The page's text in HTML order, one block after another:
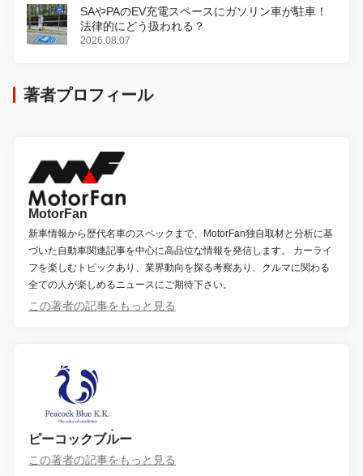
SAやPAのEV充電スペースにガソリン車が駐車！
法律的にどう扱われる？
2026.08.07
著者プロフィール
MotorFan
新車情報から歴代名車のスペックまで、MotorFan独自取材と分析に基
づいた自動車関連記事を中心に高品位な情報を発信します。 カーライ
フを楽しむトピックあり、業界動向を探る考察あり、クルマに関わる
全ての人が楽しめるニュースにご期待下さい。
この著者の記事をもっと見る
ピーコックブルー
この著者の記事をもっと見る